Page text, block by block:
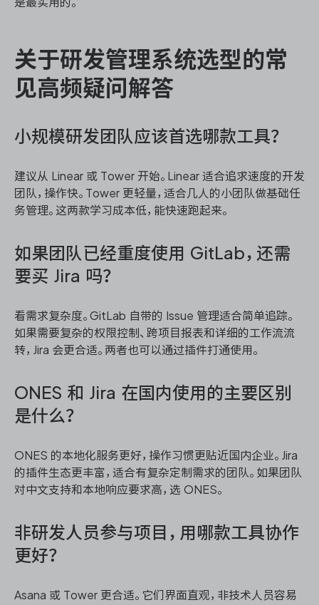
关于研发管理系统选型的常
见高频疑问解答
小规模研发团队应该首选哪款工具？
建议从 Linear 或 Tower 开始。Linear 适合追求速度的开发
团队，操作快。Tower 更轻量，适合几人的小团队做基础任
务管理。这两款学习成本低，能快速跑起来。
如果团队已经重度使用 GitLab，还需
要买 Jira 吗？
看需求复杂度。GitLab 自带的 Issue 管理适合简单追踪。
如果需要复杂的权限控制、跨项目报表和详细的工作流流
转，Jira 会更合适。两者也可以通过插件打通使用。
ONES 和 Jira 在国内使用的主要区别
是什么？
ONES 的本地化服务更好，操作习惯更贴近国内企业。Jira
的插件生态更丰富，适合有复杂定制需求的团队。如果团队
对中文支持和本地响应要求高，选 ONES。
非研发人员参与项目，用哪款工具协作
更好？
Asana 或 Tower 更合适。它们界面直观，非技术人员容易